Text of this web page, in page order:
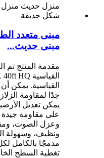
مبنى متعدد
مبنى حديث...
مقدمة المنتج تم
القياسية. يمكن
جدًا لمقاومة
يمكن تعديل
على مقاومة جيدة
وعزل الصوت،
ونظيف، وسهولة
مدمجًا بالكامل
تغطية السطح